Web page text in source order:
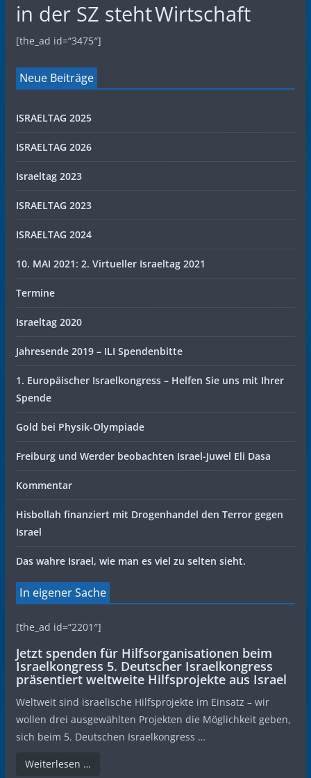
in der SZ stehtWirtschaft
[the_ad id=“3475″]
Neue Beiträge
ISRAELTAG 2025
ISRAELTAG 2026
Israeltag 2023
ISRAELTAG 2023
ISRAELTAG 2024
10. MAI 2021: 2. Virtueller Israeltag 2021
Termine
Israeltag 2020
Jahresende 2019 – ILI Spendenbitte
1. Europäischer Israelkongress – Helfen Sie uns mit Ihrer
Spende
Gold bei Physik-Olympiade
Freiburg und Werder beobachten Israel-Juwel Eli Dasa
Kommentar
Hisbollah finanziert mit Drogenhandel den Terror gegen
Israel
Das wahre Israel, wie man es viel zu selten sieht.
In eigener Sache
[the_ad id=“2201″]
Jetzt spenden für Hilfsorganisationen beim
Israelkongress 5. Deutscher Israelkongress
präsentiert weltweite Hilfsprojekte aus Israel
Weltweit sind israelische Hilfsprojekte im Einsatz – wir
wollen drei ausgewählten Projekten die Möglichkeit geben,
sich beim 5. Deutschen Israelkongress …
Weiterlesen …